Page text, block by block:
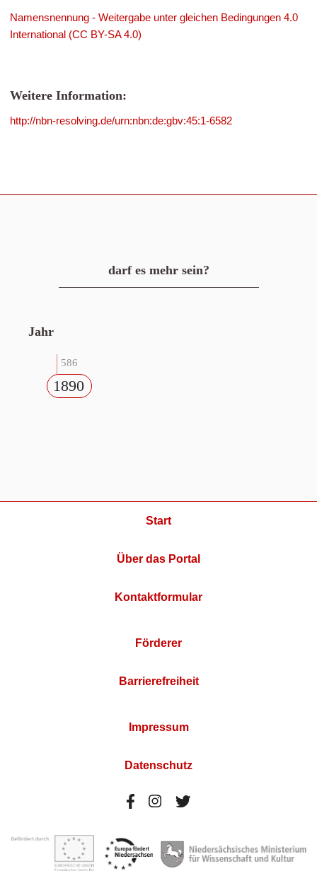
Namensnennung - Weitergabe unter gleichen Bedingungen 4.0
International (CC BY-SA 4.0)
Weitere Information:
http://nbn-resolving.de/urn:nbn:de:gbv:45:1-6582
darf es mehr sein?
Jahr
586
1890
Start
Über das Portal
Kontaktformular
Förderer
Barrierefreiheit
Impressum
Datenschutz